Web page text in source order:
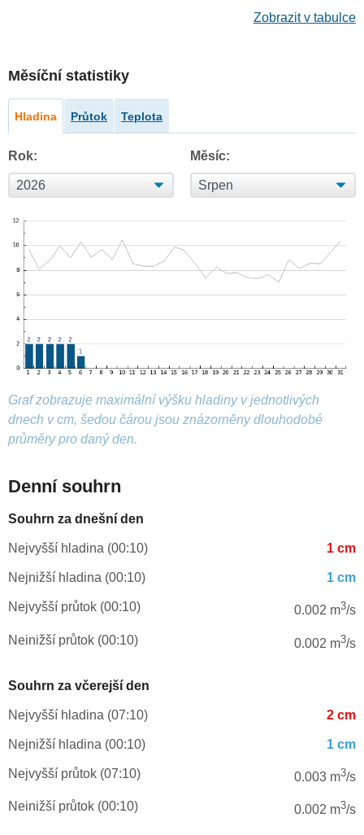
Zobrazit v tabulce
Měsíční statistiky
Hladina Průtok Teplota
Rok: Měsíc:
Graf zobrazuje maximální výšku hladiny v jednotlivých
dnech v cm, šedou čárou jsou znázorněny dlouhodobé
průměry pro daný den.
Denní souhrn
Souhrn za dnešní den
Nejvyšší hladina (00:10) 1 cm
Nejnižší hladina (00:10) 1 cm
Nejvyšší průtok (00:10) 0.002 m3/s
Neinižší průtok (00:10) 0.002 m3/s
Souhrn za včerejší den
Nejvyšší hladina (07:10) 2 cm
Nejnižší hladina (00:10) 1 cm
Nejvyšší průtok (07:10) 0.003 m3/s
Neinižší průtok (00:10) 0.002 m3/s